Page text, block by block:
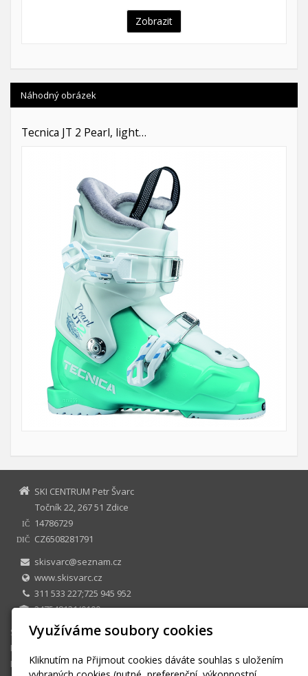
Zobrazit
Náhodný obrázek
Tecnica JT 2 Pearl, light…
SKI CENTRUM Petr Švarc
Točník 22, 267 51 Zdice
IČ 14786729
DIČ
CZ6508281791
skisvarc@seznam.cz
www.skisvarc.cz
311 533 227;725 945 952
247548131/0100
SKI CENTRUM Petr Švarc
E-shop
Půjčovna
Využíváme soubory cookies
Kliknutím na Přijmout cookies dáváte souhlas s uložením